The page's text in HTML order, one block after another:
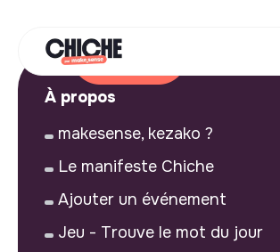
À propos
makesense, kezako ?
Le manifeste Chiche
Ajouter un événement
Jeu - Trouve le mot du jour